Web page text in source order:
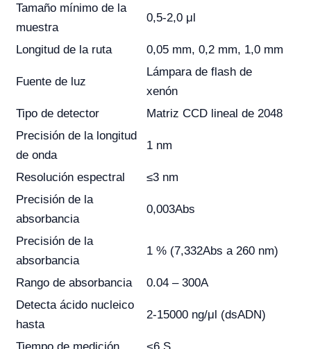
Tamaño mínimo de la
muestra
0,5-2,0 μl
Longitud de la ruta 0,05 mm, 0,2 mm, 1,0 mm
Fuente de luz
Lámpara de flash de
xenón
Tipo de detector
Matriz CCD lineal de 2048
Precisión de la longitud
de onda
1 nm
Resolución espectral
≤3 nm
Precisión de la
absorbancia
0,003Abs
Precisión de la
absorbancia
1 % (7,332Abs a 260 nm)
Rango de absorbancia
0.04 – 300A
Detecta ácido nucleico
hasta
2-15000 ng/μl (dsADN)
Tiempo de medición
<6 S